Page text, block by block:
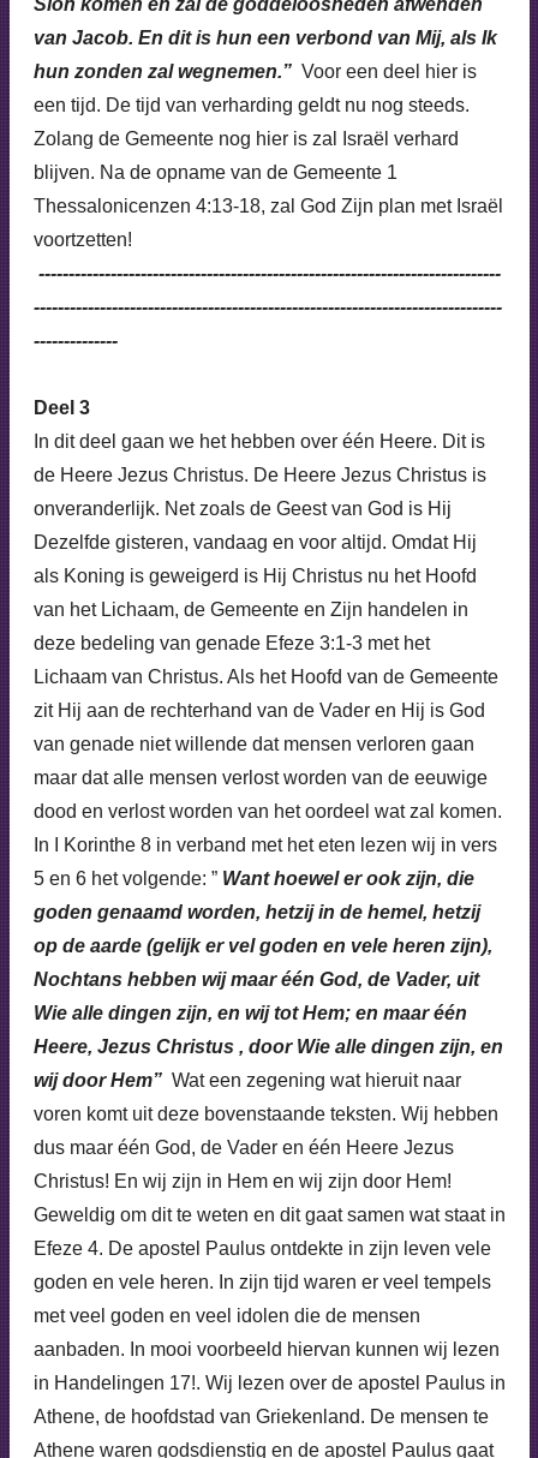
Sion komen en zal de goddeloosheden afwenden
van Jacob. En dit is hun een verbond van Mij, als Ik
hun zonden zal wegnemen.”Voor een deel hier is
een tijd. De tijd van verharding geldt nu nog steeds.
Zolang de Gemeente nog hier is zal Israël verhard
blijven. Na de opname van de Gemeente 1
Thessalonicenzen 4:13-18, zal God Zijn plan met Israël
voortzetten!
-----------------------------------------------------------------------------
------------------------------------------------------------------------------
--------------
Deel 3
In dit deel gaan we het hebben over één Heere. Dit is
de Heere Jezus Christus. De Heere Jezus Christus is
onveranderlijk. Net zoals de Geest van God is Hij
Dezelfde gisteren, vandaag en voor altijd. Omdat Hij
als Koning is geweigerd is Hij Christus nu het Hoofd
van het Lichaam, de Gemeente en Zijn handelen in
deze bedeling van genade Efeze 3:1-3 met het
Lichaam van Christus. Als het Hoofd van de Gemeente
zit Hij aan de rechterhand van de Vader en Hij is God
van genade niet willende dat mensen verloren gaan
maar dat alle mensen verlost worden van de eeuwige
dood en verlost worden van het oordeel wat zal komen.
In I Korinthe 8 in verband met het eten lezen wij in vers
5 en 6 het volgende: ” Want hoewel er ook zijn, die
goden genaamd worden, hetzij in de hemel, hetzij
op de aarde (gelijk er vel goden en vele heren zijn),
Nochtans hebben wij maar één God, de Vader, uit
Wie alle dingen zijn, en wij tot Hem; en maar één
Heere, Jezus Christus , door Wie alle dingen zijn, en
wij door Hem”Wat een zegening wat hieruit naar
voren komt uit deze bovenstaande teksten. Wij hebben
dus maar één God, de Vader en één Heere Jezus
Christus! En wij zijn in Hem en wij zijn door Hem!
Geweldig om dit te weten en dit gaat samen wat staat in
Efeze 4. De apostel Paulus ontdekte in zijn leven vele
goden en vele heren. In zijn tijd waren er veel tempels
met veel goden en veel idolen die de mensen
aanbaden. In mooi voorbeeld hiervan kunnen wij lezen
in Handelingen 17!. Wij lezen over de apostel Paulus in
Athene, de hoofdstad van Griekenland. De mensen te
Athene waren godsdienstig en de apostel Paulus gaat